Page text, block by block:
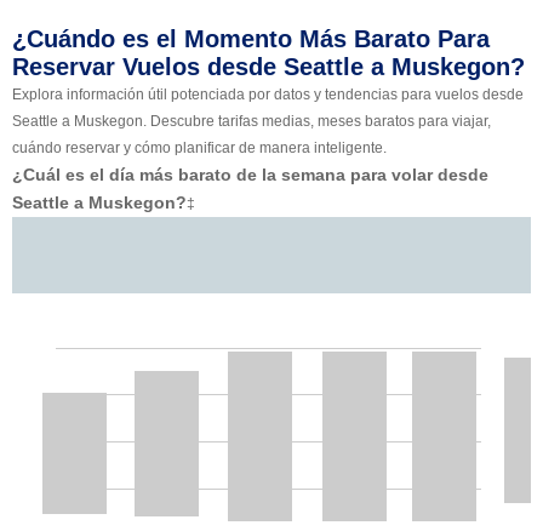
¿Cuándo es el Momento Más Barato Para
Reservar Vuelos desde Seattle a Muskegon?
Explora información útil potenciada por datos y tendencias para vuelos desde
Seattle a Muskegon. Descubre tarifas medias, meses baratos para viajar,
cuándo reservar y cómo planificar de manera inteligente.
¿Cuál es el día más barato de la semana para volar desde
Seattle a Muskegon?‡